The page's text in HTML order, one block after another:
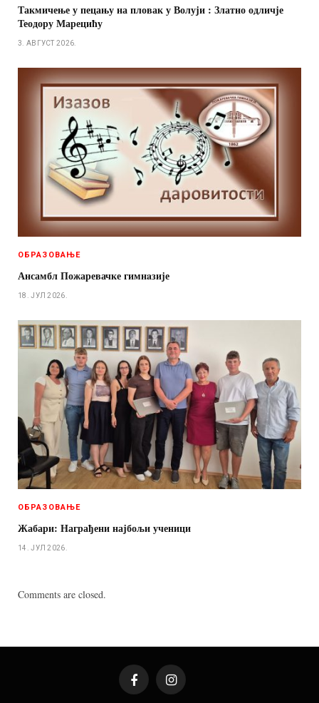
Такмичење у пецању на пловак у Волуји : Златно одличје
Теодору Марецићу
3. АВГУСТ 2026.
ОБРАЗОВАЊЕ
Ансамбл Пожаревачке гимнaзије
18. ЈУЛ 2026.
ОБРАЗОВАЊЕ
Жабари: Награђени најбољи ученици
14. ЈУЛ 2026.
Comments are closed.
FacebookInstagram